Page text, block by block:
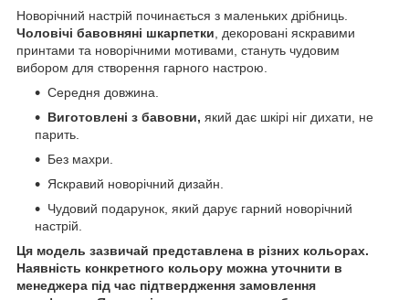
Новорічний настрій починається з маленьких дрібниць.
Чоловічі бавовняні шкарпетки , декоровані яскравими
принтами та новорічними мотивами, стануть чудовим
вибором для створення гарного настрою.
Середня довжина.
Виготовлені з бавовни, який дає шкірі ніг дихати, не
парить.
Без махри.
Яскравий новорічний дизайн.
Чудовий подарунок, який дарує гарний новорічний
настрій.
Ця модель зазвичай представлена в різних кольорах.
Наявність конкретного кольору можна уточнити в
менеджера під час підтвердження замовлення